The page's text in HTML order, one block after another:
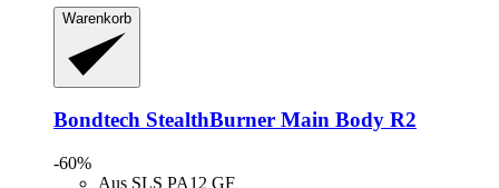
Warenkorb
Bondtech StealthBurner Main Body R2
-60%
Aus SLS PA12 GF